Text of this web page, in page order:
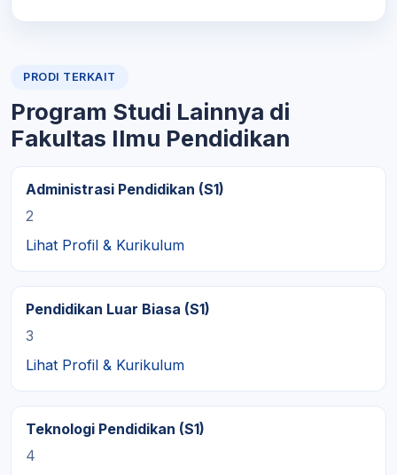
PRODI TERKAIT
Program Studi Lainnya di
Fakultas Ilmu Pendidikan
Administrasi Pendidikan (S1)
2
Lihat Profil & Kurikulum
Pendidikan Luar Biasa (S1)
3
Lihat Profil & Kurikulum
Teknologi Pendidikan (S1)
4